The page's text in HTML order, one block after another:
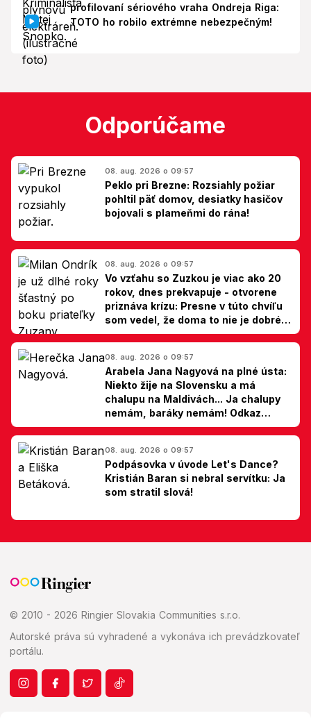
profilovaní sériového vraha Ondreja Riga:
TOTO ho robilo extrémne nebezpečným!
Odporúčame
08. aug. 2026 o 09:57
Peklo pri Brezne: Rozsiahly požiar
pohltil päť domov, desiatky hasičov
bojovali s plameňmi do rána!
08. aug. 2026 o 09:57
Vo vzťahu so Zuzkou je viac ako 20
rokov, dnes prekvapuje - otvorene
priznáva krízu: Presne v túto chvíľu
som vedel, že doma to nie je dobré,
hovorí Milan Ondrík
08. aug. 2026 o 09:57
Arabela Jana Nagyová na plné ústa:
Niekto žije na Slovensku a má
chalupu na Maldivách... Ja chalupy
nemám, baráky nemám! Odkaz
Slovákom
08. aug. 2026 o 09:57
Podpásovka v úvode Let's Dance?
Kristián Baran si nebral servítku: Ja
som stratil slová!
© 2010 - 2026 Ringier Slovakia Communities s.r.o.
Autorské práva sú vyhradené a vykonáva ich prevádzkovateľ
portálu.